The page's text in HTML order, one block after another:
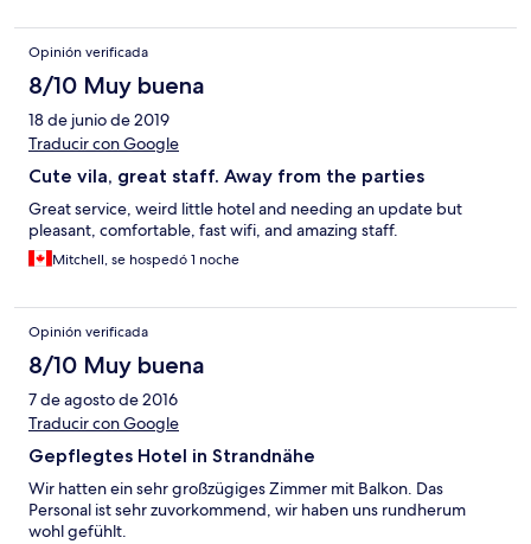
Opinión verificada
8/10 Muy buena
18 de junio de 2019
Traducir con Google
Cute vila, great staff. Away from the parties
Great service, weird little hotel and needing an update but
pleasant, comfortable, fast wifi, and amazing staff.
Mitchell, se hospedó 1 noche
Opinión verificada
8/10 Muy buena
7 de agosto de 2016
Traducir con Google
Gepflegtes Hotel in Strandnähe
Wir hatten ein sehr großzügiges Zimmer mit Balkon. Das
Personal ist sehr zuvorkommend, wir haben uns rundherum
wohl gefühlt.